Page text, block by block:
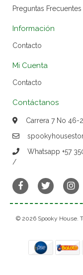
Preguntas Frecuentes
Información
Contacto
Mi Cuenta
Contacto
Contáctanos
Carrera 7 No 46-
Whatsapp +57
/
© 2026 Spooky House.